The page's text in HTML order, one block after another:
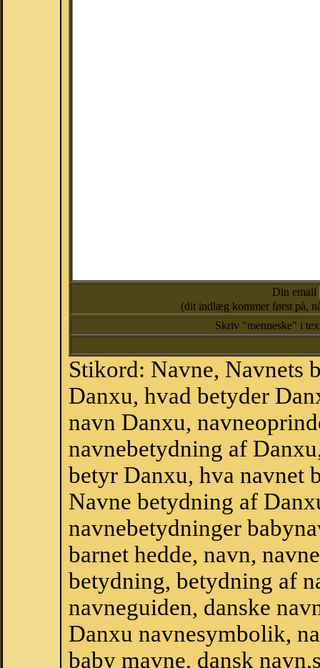
Din email
(dit indlæg kommer først på,
Skriv "menneske" i
Stikord: Navne, Navnets
Danxu, hvad betyder
navn Danxu,
navnebetydning af
betyr Danxu, hva navnet
Navne betydning af
navnebetydninger
barnet hedde, navn,
betydning, betydning af
navneguiden, danske
Danxu navnesymbolik,
baby mavne, dansk